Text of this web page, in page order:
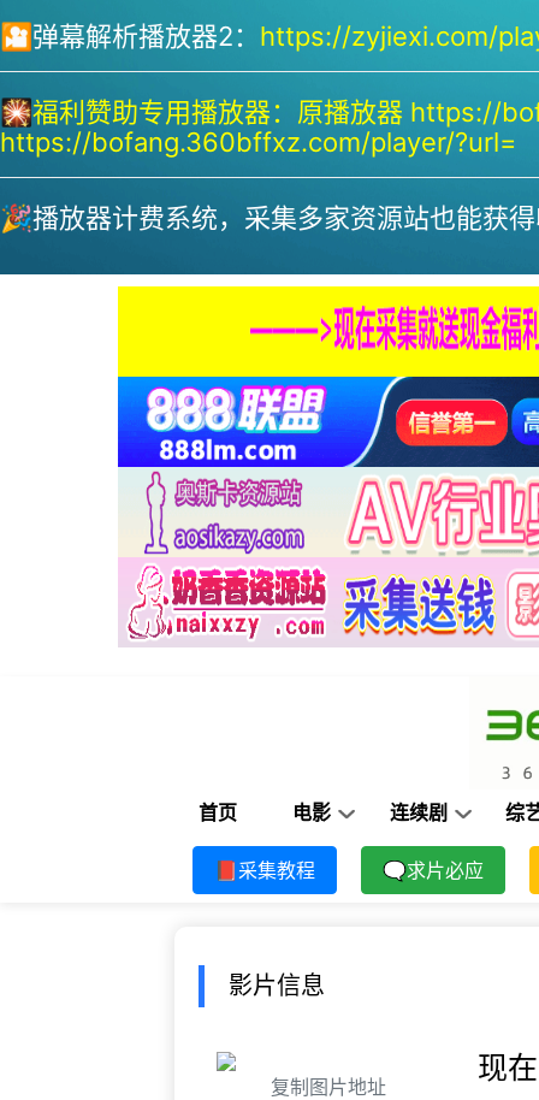
🎦弹幕解析播放器2： https://zyjiexi.com/
🎇福利赞助专用播放器： 原播放器 https://
https://bofang.360bffxz.com/player/?url=
🎉播放器计费系统，采集多家资源站也能获
首页 电影 连续剧 综
📕采集教程 🗨求片必应
影片信息
复制图片地址
现